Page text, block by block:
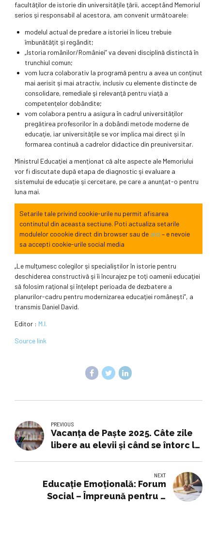
facultăţilor de istorie din universităţile ţării, acceptând Memoriul
serios şi responsabil al acestora, am convenit următoarele:
modelul actual de predare a istoriei în liceu trebuie
îmbunătăţit şi regândit;
„Istoria românilor/României” va deveni disciplină distinctă în
trunchiul comun;
vom lucra colaborativ la programă pentru a avea un conţinut
mai aerisit şi mai atractiv, inclusiv cu elemente distincte de
consolidare, remediale şi relevanţă pentru viaţă a
competenţelor dobândite;
vom colabora pentru a asigura în cadrul universităţilor
pregătirea profesorilor în a dobândi metode moderne de
educaţie, iar universităţile se vor implica mai direct şi în
formarea continuă a cadrelor didactice din preuniversitar.
Ministrul Educaţiei a menţionat că alte aspecte ale Memoriului
vor fi discutate după etapa de diagnostic şi evaluare a
sistemului de educaţie şi cercetare, pe care a anunţat-o pentru
luna mai.
Setarile tale privind cookie-urile nu permit afisarea
continutul din aceasta sectiune. Poti actualiza setarile
modulelor coookie direct din browser sau de aici – e nevoie
sa accepti cookie-urile social media
„Le mulţumesc colegilor şi specialiştilor în istorie pentru
deschiderea constructivă şi îi încurajez pe toţi oamenii educaţiei
să folosim raţional şi înţelept perioada de dezbatere a
planurilor-cadru pentru modernizarea educaţiei româneşti”, a
transmis Daniel David.
Editor : M.I.
Source link
PREVIOUS
Vacanța de Paște 2025. Câte zile
libere au elevii și când se întorc la
NEXT
Educație Emoțională: Forum
Social – Împreună pentru o